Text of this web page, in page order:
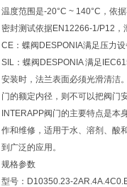
温度范围是-20°C ~ 140°C，依
密封测试依据EN12266-1/P12，
CE：蝶阀DESPONIA满足压力
SIL：蝶阀DESPONIA 满足
安装时，法兰表面必须光滑清洁
门的额定内径，则不可以把阀门
INTERAPP阀门的主要特点是
作和维修，适用于水、溶剂、酸
到广泛的应用。
规格参数
型号：D10350.23-